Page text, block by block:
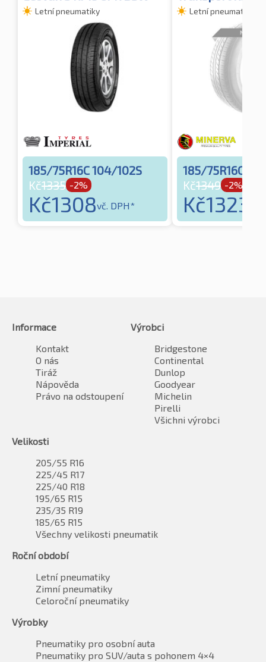
Letní pneumatiky
185/75R16C 104/102S
Kč1335 -2%
Kč1308vč. DPH*
Letní pneumatiky
185/75R16C
Kč1349 -2%
Kč1323
Informace
Kontakt
O nás
Tiráž
Nápověda
Právo na odstoupení
Výrobci
Bridgestone
Continental
Dunlop
Goodyear
Michelin
Pirelli
Všichni výrobci
Velikosti
205/55 R16
225/45 R17
225/40 R18
195/65 R15
235/35 R19
185/65 R15
Všechny velikosti pneumatik
Roční období
Letní pneumatiky
Zimní pneumatiky
Celoroční pneumatiky
Výrobky
Pneumatiky pro osobní auta
Pneumatiky pro SUV/auta s pohonem 4×4